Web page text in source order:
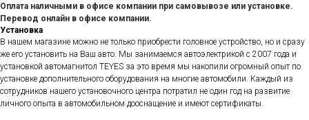
Оплата наличными в офисе компании при самовывозе или установке.
Перевод онлайн в офисе компании.
Установка
В нашем магазине можно не только приобрести головное устройство, но и сразу
же его установить на Ваш авто. Мы занимаемся автоэлектрикой с 2007 года и
установкой автомагнитол TEYES за это время мы накопили огромный опыт по
установке дополнительного оборудования на многие автомобили. Каждый из
сотрудников нашего установочного центра потратил не один год на развитие
личного опыта в автомобильном дооснащение и имеют сертификаты.